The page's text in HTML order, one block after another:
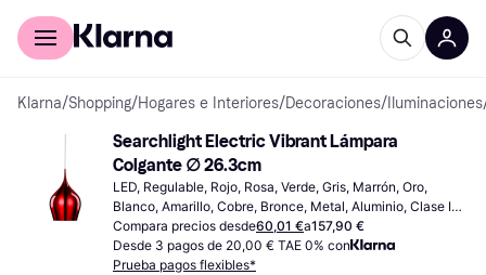
Comprar con Klarna
Klarna/Shopping/Hogares e Interiores/Decoraciones/ Iluminaciones
Searchlight Electric Vibrant Lámpara
Colgante ∅ 26.3cm
LED, Regulable, Rojo, Rosa, Verde, Gris, Marrón, Oro,
Blanco, Amarillo, Cobre, Bronce, Metal, Aluminio, Clase IP:
IP20, Casquillo de Lámpara: E27
Compara precios desde60,01 €a157,90 €
Desde 3 pagos de 20,00 € TAE 0% con
Prueba pagos flexibles*